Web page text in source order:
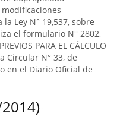
Ley N° 19,537, sobre
el formulario N° 2802,
PARA EL CÁLCULO
Circular N° 33, de
en el Diario Oficial de